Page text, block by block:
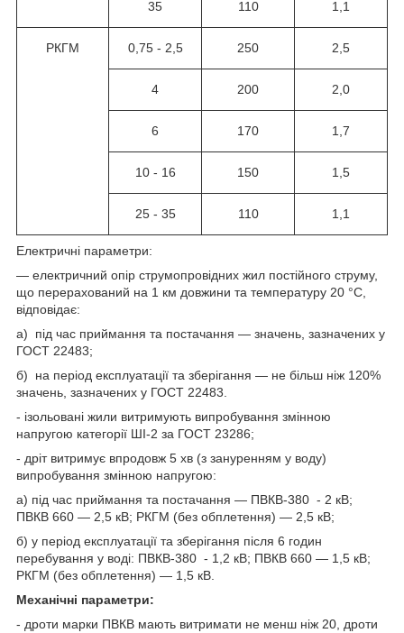
35 110 1,1
РКГМ 0,75 - 2,5 250 2,5
4 200 2,0
6 170 1,7
10 - 16 150 1,5
25 - 35 110 1,1
Електричні параметри:
— електричний опір струмопровідних жил постійного струму,
що перерахований на 1 км довжини та температуру 20 °C,
відповідає:
а) під час приймання та постачання — значень, зазначених у
ГОСТ 22483;
б) на період експлуатації та зберігання — не більш ніж 120%
значень, зазначених у ГОСТ 22483.
- ізольовані жили витримують випробування змінною
напругою категорії ШІ-2 за ГОСТ 23286;
- дріт витримує впродовж 5 хв (з зануренням у воду)
випробування змінною напругою:
а) під час приймання та постачання — ПВКВ-380 - 2 кВ;
ПВКВ 660 — 2,5 кВ; РКГМ (без обплетення) — 2,5 кВ;
б) у період експлуатації та зберігання після 6 годин
перебування у воді: ПВКВ-380 - 1,2 кВ; ПВКВ 660 — 1,5 кВ;
РКГМ (без обплетення) — 1,5 кВ.
Механічні параметри:
- дроти марки ПВКВ мають витримати не менш ніж 20, дроти